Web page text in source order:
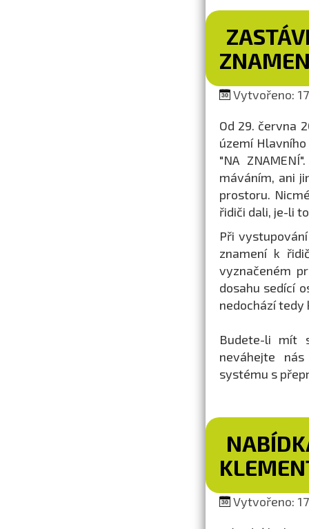
Vytvořeno:
Od 29. června
území
"NA
máváním, ani
prostoru.
řidiči dali, je-li
Při
znamení k
vyznačeném
dosahu sedící
nedochází tedy
Budete-li mít
neváhejte
systému s
Vytvořeno: